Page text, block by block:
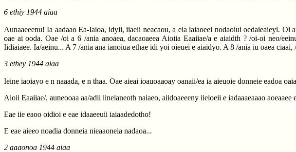
6 ethiy 1944 aiaa
Aunaaeeenu! Ia aadaao Ea-Iaioa, idyii, iiaeii neacaou, a eia iaiaoeei nodaoiui oedaieaieyi. Oi
oae ai ooda. Oae /oi a 6 /ania anoaea, dacaoaeea Aioiia Eaaiiae/a e aiaidth ? /oi-oi neo/
Iidiaiaee. Ia/aeinu... A 7 /ania ana ianoiua ethae idi yoi oieuei e aiaidyo. A 8 /ania iu oaea
3 ethey 1944 aiaa
Ieine iaoiayo e n naaada, e n thaa. Oae aieai ioauoaaoay oanaii/ea ia aieuoie donneie eadoa
Aioii Eaaiiae/, auneooaa aa/adii iineianeoth naiaeo, aiidoaeeeny iieioeii e iadaaaeaaao aoeaaee
Eae iie eaoo oidioi e eae idaaeeuii iaiaadedotho!
E eae aieeo noadia donneia nieaaoneia nadaoa...
2 aaaonoa 1944 aiaa